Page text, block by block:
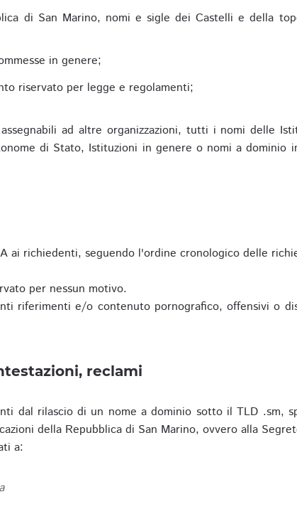
di San Marino, nomi e sigle dei Castelli e della
in genere;
riservato per legge e regolamenti;
ad altre organizzazioni, tutti i nomi delle
di Stato, Istituzioni in genere o nomi a dominio
ai richiedenti, seguendo l'ordine cronologico delle
per nessun motivo.
riferimenti e/o contenuto pornografico, offensivi o
reclami
dal rilascio di un nome a dominio sotto il TLD .sm,
della Repubblica di San Marino, ovvero alla
a: